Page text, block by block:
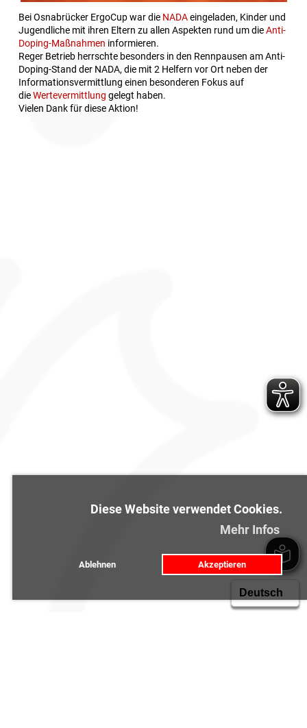
Diese Website verwendet Cookies.
Mehr Infos
Ablehnen Akzeptieren
Bei Osnabrücker ErgoCup war die NADAeingeladen, Kinder und
Jugendliche mit ihren Eltern zu allen Aspekten rund um dieAnti-
Doping-Maßnahmen informieren.
Reger Betrieb herrschte besonders in den Rennpausen am Anti-
Doping-Stand der NADA, die mit 2 Helfern vor Ort neben der
Informationsvermittlung einen besonderen Fokus auf
dieWertevermittlung gelegt haben.
Vielen Dank für diese Aktion!